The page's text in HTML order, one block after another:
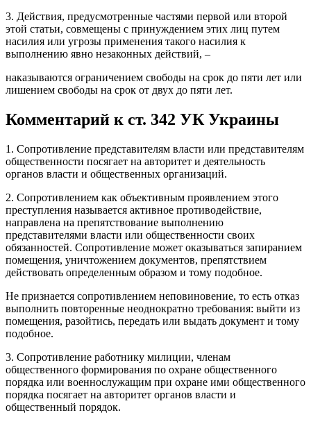
3. Действия, предусмотренные частями первой или второй
этой статьи, совмещены с принуждением этих лиц путем
насилия или угрозы применения такого насилия к
выполнению явно незаконных действий, –
наказываются ограничением свободы на срок до пяти лет или
лишением свободы на срок от двух до пяти лет.
Комментарий к ст. 342 УК Украины
1. Сопротивление представителям власти или представителям
общественности посягает на авторитет и деятельность
органов власти и общественных организаций.
2. Сопротивлением как объективным проявлением этого
преступления называется активное противодействие,
направлена на препятствование выполнению
представителями власти или общественности своих
обязанностей. Сопротивление может оказываться запиранием
помещения, уничтожением документов, препятствием
действовать определенным образом и тому подобное.
Не признается сопротивлением неповиновение, то есть отказ
выполнить повторенные неоднократно требования: выйти из
помещения, разойтись, передать или выдать документ и тому
подобное.
3. Сопротивление работнику милиции, членам
общественного формирования по охране общественного
порядка или военнослужащим при охране ими общественного
порядка посягает на авторитет органов власти и
общественный порядок.